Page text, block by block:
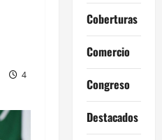
4
Coberturas
Comercio
Congreso
Destacados